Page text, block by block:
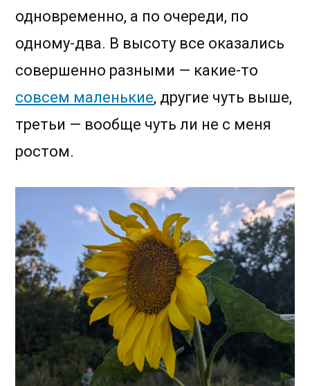
одновременно, а по очереди, по
одному-два. В высоту все оказались
совершенно разными — какие-то
совсем маленькие, другие чуть выше,
третьи — вообще чуть ли не с меня
ростом.